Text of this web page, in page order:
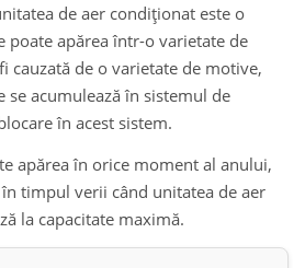
de aer condiționat este o
poate apărea într-o varietate de
cauzată de o varietate de motive,
se acumulează în sistemul de
în acest sistem.
apărea în orice moment al anului,
timpul verii când unitatea de aer
la capacitate maximă.